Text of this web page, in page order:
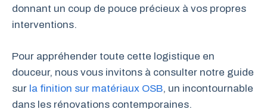
donnant un coup de pouce précieux à vos propres
interventions.
Pour appréhender toute cette logistique en
douceur, nous vous invitons à consulter notre guide
sur la finition sur matériaux OSB, un incontournable
dans les rénovations contemporaines.